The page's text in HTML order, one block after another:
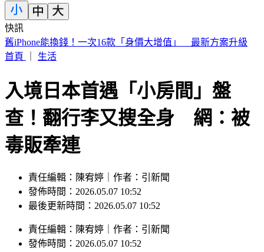
快訊
7月去過好萊塢環球影城小心！麻疹患者這天曾入園 恐暴露
風險
入境日本首遇「小房間」盤
查！翻行李又搜全身 網：被
毒販牽連
責任編輯：陳宥婷｜作者：引新聞
發佈時間：2026.05.07 10:52
責任編輯 ： 陳宥婷｜作者：